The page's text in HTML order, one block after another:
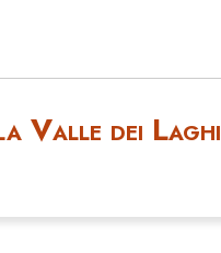
Valle dei Laghi